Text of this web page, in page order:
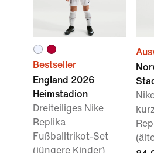
Bestseller
England 2026
Heimstadion
Dreiteiliges Nike
Replika
Fußballtrikot-Set
(jüngere Kinder)